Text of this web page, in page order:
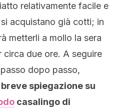
relativamente facile e
acquistano già cotti; in
metterli a mollo la sera
circa due ore. A seguire
dopo passo,
breve spiegazione su
casalingo di